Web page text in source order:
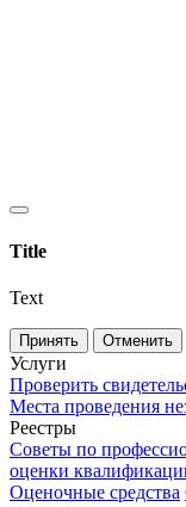
Title
Text
Принять Отменить
Услуги
Проверить
Места проведения
Реестры
Советы по
оценки
Оценочные средства